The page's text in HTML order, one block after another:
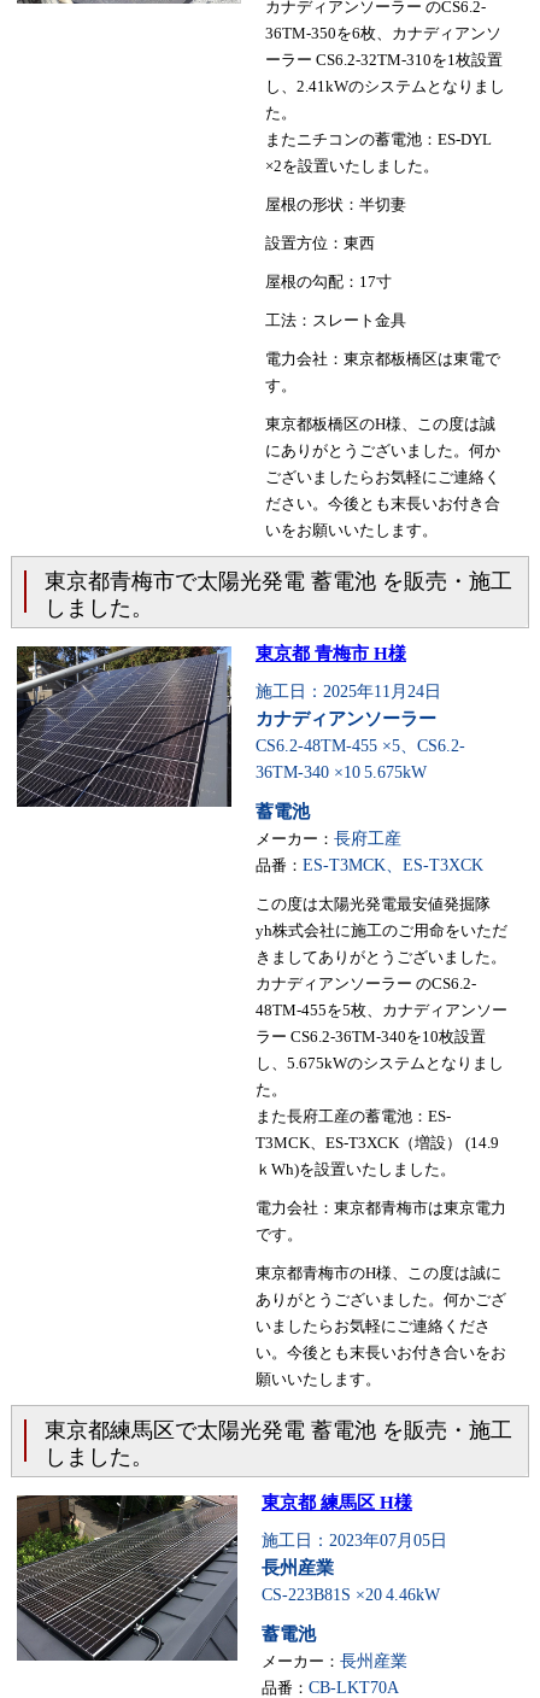
カナディアンソーラー のCS6.2-
36TM-350を6枚、カナディアンソ
ーラー CS6.2-32TM-310を1枚設置
し、2.41kWのシステムとなりまし
た。
またニチコンの蓄電池：ES-DYL
×2を設置いたしました。
屋根の形状：半切妻
設置方位：東西
屋根の勾配：17寸
工法：スレート金具
電力会社：東京都板橋区は東電で
す。
東京都板橋区のH様、この度は誠
にありがとうございました。何か
ございましたらお気軽にご連絡く
ださい。今後とも末長いお付き合
いをお願いいたします。
東京都青梅市で太陽光発電 蓄電池 を販売・施工
しました。
東京都 青梅市 H様
施工日：2025年11月24日
カナディアンソーラー
CS6.2-48TM-455 ×5、CS6.2-
36TM-340 ×10 5.675kW
蓄電池
メーカー： 長府工産
品番： ES-T3MCK、ES-T3XCK
この度は太陽光発電最安値発掘隊
yh株式会社に施工のご用命をいただ
きましてありがとうございました。
カナディアンソーラー のCS6.2-
48TM-455を5枚、カナディアンソー
ラー CS6.2-36TM-340を10枚設置
し、5.675kWのシステムとなりまし
た。
また長府工産の蓄電池：ES-
T3MCK、ES-T3XCK（増設） (14.9
ｋWh)を設置いたしました。
電力会社：東京都青梅市は東京電力
です。
東京都青梅市のH様、この度は誠に
ありがとうございました。何かござ
いましたらお気軽にご連絡くださ
い。今後とも末長いお付き合いをお
願いいたします。
東京都練馬区で太陽光発電 蓄電池 を販売・施工
しました。
東京都 練馬区 H様
施工日：2023年07月05日
長州産業
CS-223B81S ×20 4.46kW
蓄電池
メーカー： 長州産業
品番： CB-LKT70A